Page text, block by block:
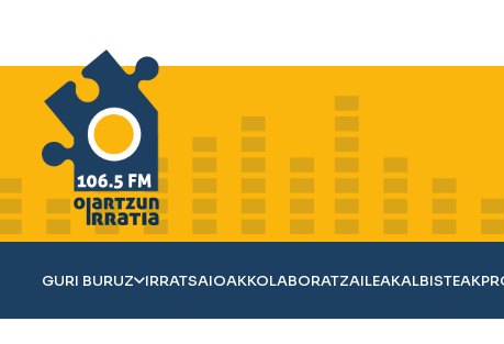
GURI BURUZ IRRATSAIOAKKOLABORATZAILEAKALBISTEAK